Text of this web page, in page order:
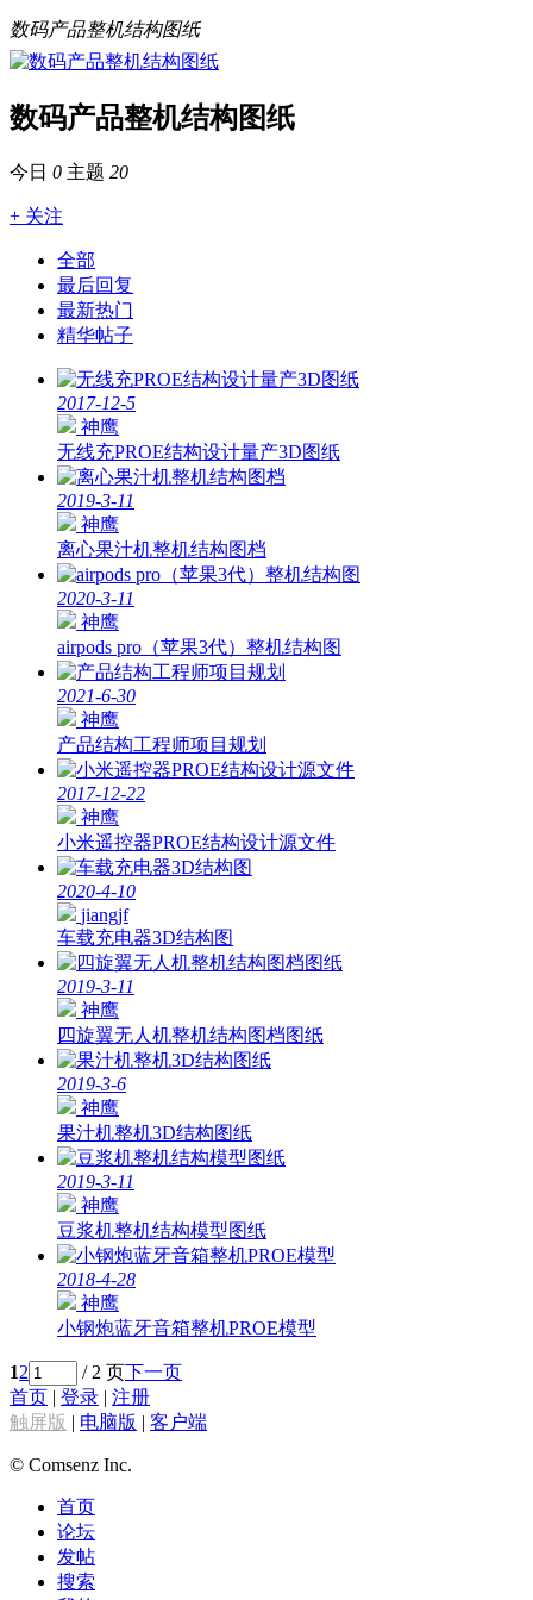
数码产品整机结构图纸
数码产品整机结构图纸
今日 0 主题 20
+ 关注
全部
最后回复
最新热门
精华帖子
2017-12-5
神鹰
无线充PROE结构设计量产3D图纸
2019-3-11
神鹰
离心果汁机整机结构图档
2020-3-11
神鹰
airpods pro（苹果3代）整机结构图
2021-6-30
神鹰
产品结构工程师项目规划
2017-12-22
神鹰
小米遥控器PROE结构设计源文件
2020-4-10
jiangjf
车载充电器3D结构图
2019-3-11
神鹰
四旋翼无人机整机结构图档图纸
2019-3-6
神鹰
果汁机整机3D结构图纸
2019-3-11
神鹰
豆浆机整机结构模型图纸
2018-4-28
神鹰
小钢炮蓝牙音箱整机PROE模型
12 / 2 页下一页
首页 | 登录 | 注册
触屏版 | 电脑版 | 客户端
© Comsenz Inc.
首页
论坛
发帖
搜索